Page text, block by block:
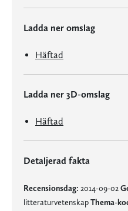
Ladda ner omslag
Häftad
Ladda ner 3D-omslag
Häftad
Detaljerad fakta
Recensionsdag: 2014-09-02
litteraturvetenskapThema-